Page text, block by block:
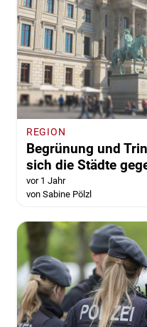
REGION
Begrünung und
sich die Städte
vor 1 Jahr
von Sabine Pölzl